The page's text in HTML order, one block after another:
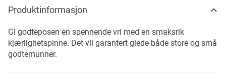
Produktinformasjon
Gi godteposen en spennende vri med en smaksrik
kjærlighetspinne. Det vil garantert glede både store og små
godtemunner.